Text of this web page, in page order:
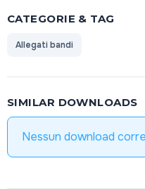
CATEGORIE & TAG
Allegati bandi
SIMILAR DOWNLOADS
Nessun download